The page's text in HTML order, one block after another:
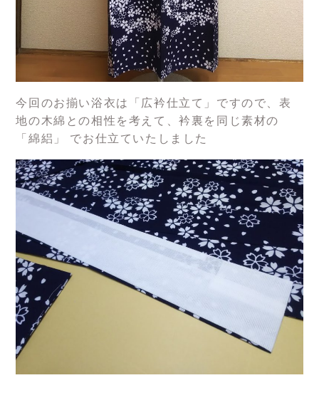
今回のお揃い浴衣は「広衿仕立て」ですので、表
地の木綿との相性を考えて、衿裏を同じ素材の
「綿絽」 でお仕立ていたしました